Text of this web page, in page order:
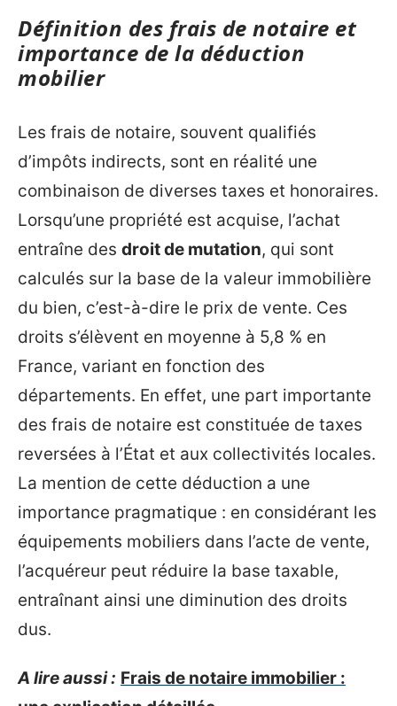
Définition des frais de notaire et
importance de la déduction
mobilier
Les frais de notaire, souvent qualifiés
d’impôts indirects, sont en réalité une
combinaison de diverses taxes et honoraires.
Lorsqu’une propriété est acquise, l’achat
entraîne des droit de mutation, qui sont
calculés sur la base de la valeur immobilière
du bien, c’est-à-dire le prix de vente. Ces
droits s’élèvent en moyenne à 5,8 % en
France, variant en fonction des
départements. En effet, une part importante
des frais de notaire est constituée de taxes
reversées à l’État et aux collectivités locales.
La mention de cette déduction a une
importance pragmatique : en considérant les
équipements mobiliers dans l’acte de vente,
l’acquéreur peut réduire la base taxable,
entraînant ainsi une diminution des droits
dus.
A lire aussi : Frais de notaire immobilier :